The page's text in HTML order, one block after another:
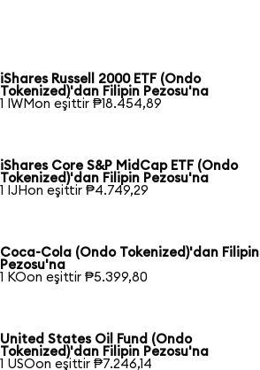
iShares Russell 2000 ETF (Ondo
Tokenized)'dan Filipin Pezosu'na
1 IWMon eşittir ₱18.454,89
iShares Core S&P MidCap ETF (Ondo
Tokenized)'dan Filipin Pezosu'na
1 IJHon eşittir ₱4.749,29
Coca-Cola (Ondo Tokenized)'dan Filipin
Pezosu'na
1 KOon eşittir ₱5.399,80
United States Oil Fund (Ondo
Tokenized)'dan Filipin Pezosu'na
1 USOon eşittir ₱7.246,14